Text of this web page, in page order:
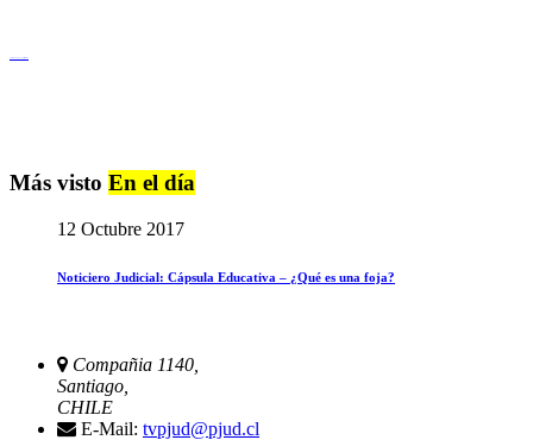
Más visto En el día
12 Octubre 2017
Noticiero Judicial: Cápsula Educativa – ¿Qué es una foja?
Compañia 1140,
Santiago,
CHILE
E-Mail: tvpjud@pjud.cl